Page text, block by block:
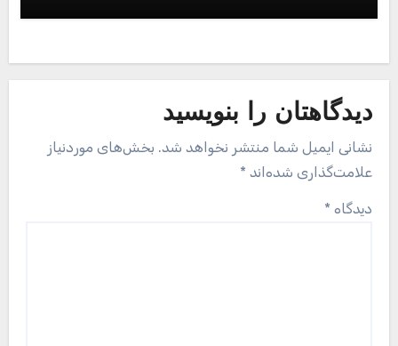
دیدگاهتان را بنویسید
نشانی ایمیل شما منتشر نخواهد شد. بخش‌های موردنیاز
علامت‌گذاری شده‌اند *
دیدگاه *